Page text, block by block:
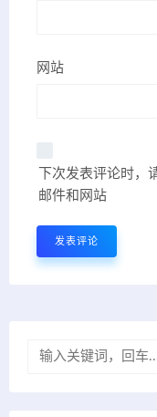
网站
下次发表评论时，
邮件和网站